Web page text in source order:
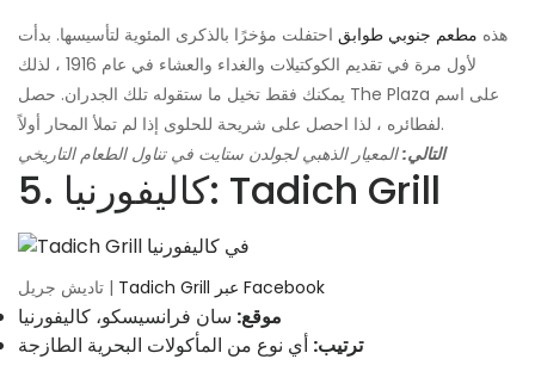
هذه مطعم جنوبي طوابق احتفلت مؤخرًا بالذكرى المئوية لتأسيسها. بدأت
لأول مرة في تقديم الكوكتيلات والغداء والعشاء في عام 1916 ، لذلك
يمكنك فقط تخيل ما ستقوله تلك الجدران. حصل The Plaza على اسم
لفطائره ، لذا احصل على شريحة للحلوى إذا لم تملأ المحار أولاً.
التالي: المعيار الذهبي لجولدن ستايت في تناول الطعام التاريخي
5. كاليفورنيا: Tadich Grill
تاديش جريل | Tadich Grill عبر Facebook
موقع: سان فرانسيسكو، كاليفورنيا
ترتيب: أي نوع من المأكولات البحرية الطازجة